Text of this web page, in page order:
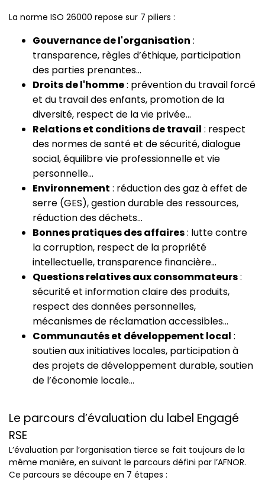
La norme ISO 26000 repose sur 7 piliers :
Gouvernance de l'organisation :
transparence, règles d’éthique, participation
des parties prenantes…
Droits de l'homme: prévention du travail forcé
et du travail des enfants, promotion de la
diversité, respect de la vie privée…
Relations et conditions de travail : respect
des normes de santé et de sécurité, dialogue
social, équilibre vie professionnelle et vie
personnelle…
Environnement : réduction des gaz à effet de
serre (GES), gestion durable des ressources,
réduction des déchets…
Bonnes pratiques des affaires: lutte contre
la corruption, respect de la propriété
intellectuelle, transparence financière…
Questions relatives aux consommateurs:
sécurité et information claire des produits,
respect des données personnelles,
mécanismes de réclamation accessibles…
Communautés et développement local :
soutien aux initiatives locales, participation à
des projets de développement durable, soutien
de l’économie locale…
Le parcours d’évaluation du label Engagé
RSE
L’évaluation par l’organisation tierce se fait toujours de la
même manière, en suivant le parcours défini par l’AFNOR.
Ce parcours se découpe en 7 étapes :